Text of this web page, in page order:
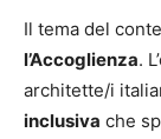
Il tema del
l’Accoglienza.
architette/i
inclusiva che